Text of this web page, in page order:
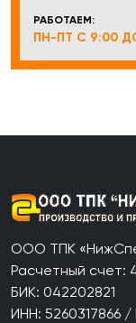
РАБОТАЕМ:
ПН-ПТ С 9:00
ООО ТПК
Расчетный счет:
БИК: 042202821
ИНН: 5260317866 /